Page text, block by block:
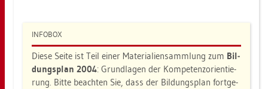
IN­FO­BOX
Diese Seite ist Teil einer Ma­te­ria­li­en­samm­lung zum Bil­
dungs­plan 2004: Grund­la­gen der Kom­pe­tenz­ori­en­tie­
rung. Bitte be­ach­ten Sie, dass der Bil­dungs­plan fort­ge­